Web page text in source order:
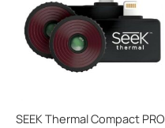
SEEK Thermal Compact PRO